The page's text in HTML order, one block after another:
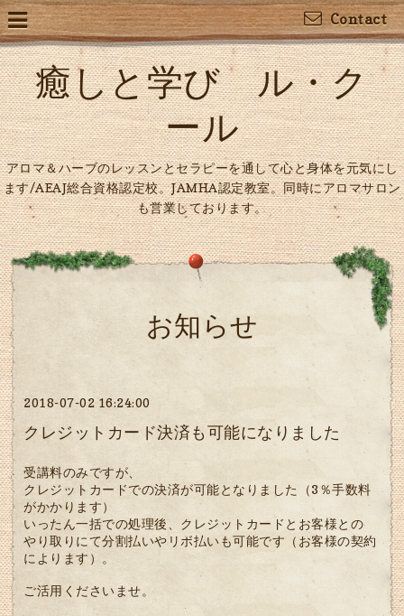
Contact
癒しと学び ル・ク
ール
アロマ＆ハーブのレッスンとセラピーを通して心と身体を元気にし
ます/AEAJ総合資格認定校。JAMHA認定教室。同時にアロマサロン
も営業しております。
お知らせ
2018-07-02 16:24:00
クレジットカード決済も可能になりました
受講料のみですが、
クレジットカードでの決済が可能となりました（3％手数料
がかかります）
いったん一括での処理後、クレジットカードとお客様との
やり取りにて分割払いやリボ払いも可能です（お客様の契約
によります）。
ご活用くださいませ。